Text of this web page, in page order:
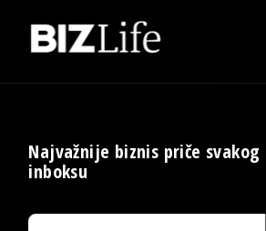
Najvažnije biznis priče svakog
inboksu